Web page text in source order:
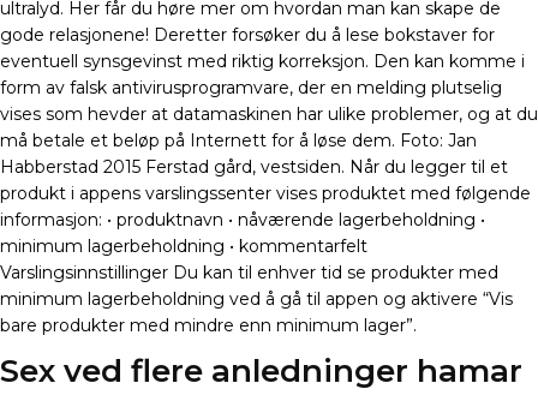
ultralyd. Her får du høre mer om hvordan man kan skape de
gode relasjonene! Deretter forsøker du å lese bokstaver for
eventuell synsgevinst med riktig korreksjon. Den kan komme i
form av falsk antivirusprogramvare, der en melding plutselig
vises som hevder at datamaskinen har ulike problemer, og at du
må betale et beløp på Internett for å løse dem. Foto: Jan
Habberstad 2015 Ferstad gård, vestsiden. Når du legger til et
produkt i appens varslingssenter vises produktet med følgende
informasjon: • produktnavn • nåværende lagerbeholdning •
minimum lagerbeholdning • kommentarfelt
Varslingsinnstillinger Du kan til enhver tid se produkter med
minimum lagerbeholdning ved å gå til appen og aktivere “Vis
bare produkter med mindre enn minimum lager”.
Sex ved flere anledninger hamar